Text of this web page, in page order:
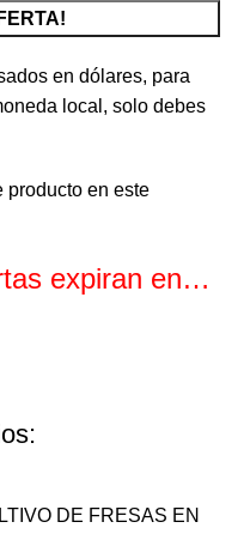
en dólares, para
local, solo debes
producto en este
expiran en…
DE FRESAS EN